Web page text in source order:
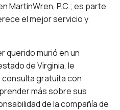
MartinWren, P.C.; es parte
el mejor servicio y
querido murió en un
de Virginia, le
consulta gratuita con
más sobre sus
de la compañía de